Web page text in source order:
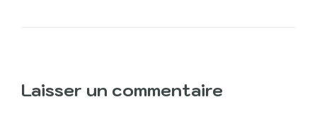
Laisser un commentaire